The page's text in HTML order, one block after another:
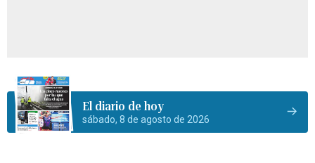
El diario de hoy
sábado, 8 de agosto de 2026